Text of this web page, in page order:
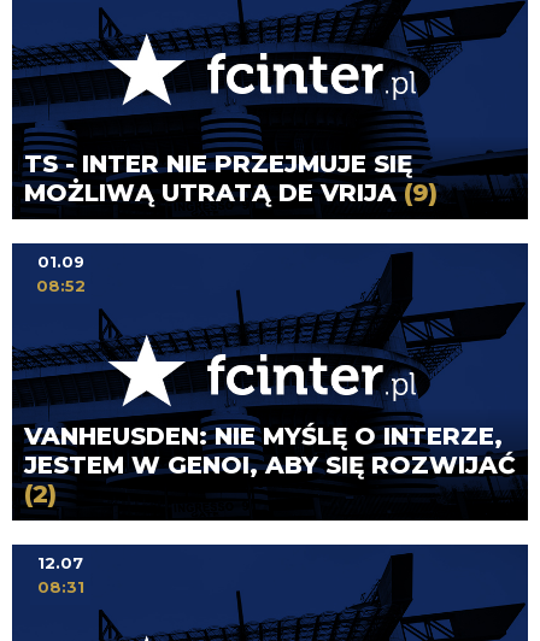
TS - INTER NIE PRZEJMUJE SIĘ
MOŻLIWĄ UTRATĄ DE VRIJA(9)
VANHEUSDEN: NIE MYŚLĘ O INTERZE,
JESTEM W GENOI, ABY SIĘ ROZWIJAĆ
(2)
01.09
08:52
12.07
08:31